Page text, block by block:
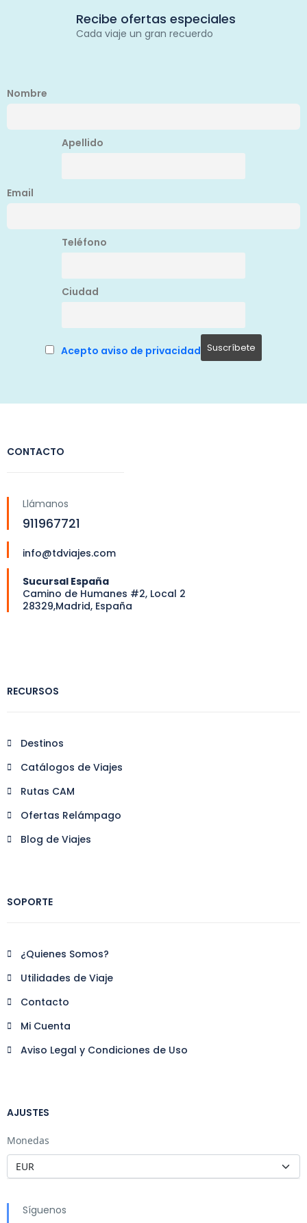
Recibe ofertas especiales
Cada viaje un gran recuerdo
Nombre
Apellido
Email
Teléfono
Ciudad
Acepto aviso de privacidad
CONTACTO
Llámanos
911967721
info@tdviajes.com
Sucursal España
Camino de Humanes #2, Local 2
28329,Madrid, España
RECURSOS
Destinos
Catálogos de Viajes
Rutas CAM
Ofertas Relámpago
Blog de Viajes
SOPORTE
¿Quienes Somos?
Utilidades de Viaje
Contacto
Mi Cuenta
Aviso Legal y Condiciones de Uso
AJUSTES
Monedas
Síguenos